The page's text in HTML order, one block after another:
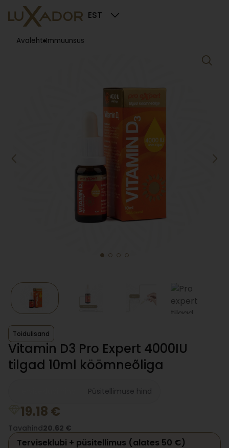
EST
Avaleht Immuunsus
Toidulisand
Vitamin D3 Pro Expert 4000IU
tilgad 10ml köömneõliga
Püsitellimuse hind
19.18 €
Tavahind20.62 €
Terviseklubi + püsitellimus (alates 50 €)